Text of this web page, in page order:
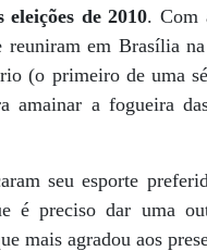
de 2010. Com
em Brasília
(o primeiro de uma
amainar a fogueira
seu esporte
é preciso dar uma
mais agradou aos